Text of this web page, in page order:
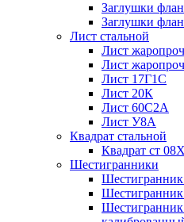
Заглушки
Заглушки
Лист стальной
Лист
Лист
Лист 17Г1С
Лист 20К
Лист 60С2А
Лист У8А
Квадрат стальной
Квадрат ст
Шестигранники